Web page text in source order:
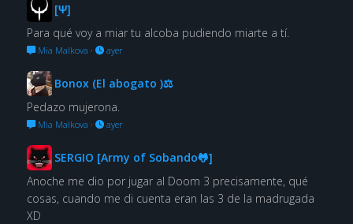
[Ψ]
Para qué voy a miar tu alcoba pudiendo miarte a tí.
Mia Malkova · ayer
Bonox (El abogato )⚖
Pedazo mujerona.
Mia Malkova · ayer
SERGIO [Army of Sobando🐸]
Anoche me dio por jugar al Doom 3 precisamente, qué
cosas, cuando me di cuenta eran las 3 de la madrugada
XD